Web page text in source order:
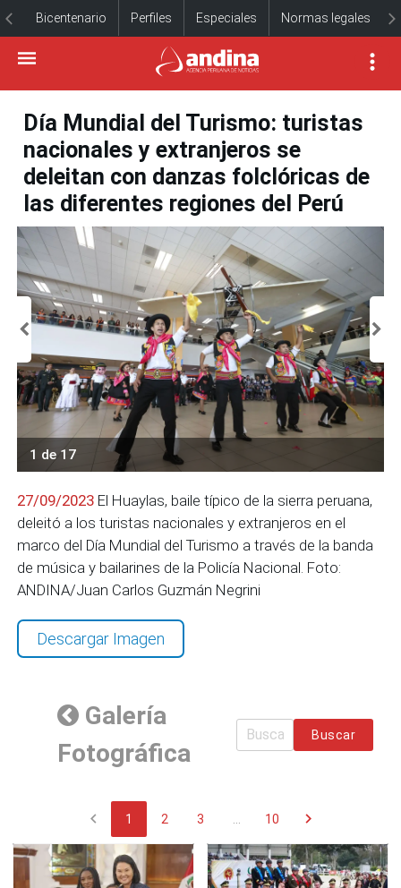
Bicentenario Perfiles Especiales Normas legales
Día Mundial del Turismo: turistas
nacionales y extranjeros se
deleitan con danzas folclóricas de
las diferentes regiones del Perú
1 de 17
27/09/2023 El Huaylas, baile típico de la sierra peruana,
deleitó a los turistas nacionales y extranjeros en el
marco del Día Mundial del Turismo a través de la banda
de música y bailarines de la Policía Nacional. Foto:
ANDINA/Juan Carlos Guzmán Negrini
Descargar Imagen
Galería
Fotográfica
Buscar
chevron_left 1 2 3 10 chevron_right